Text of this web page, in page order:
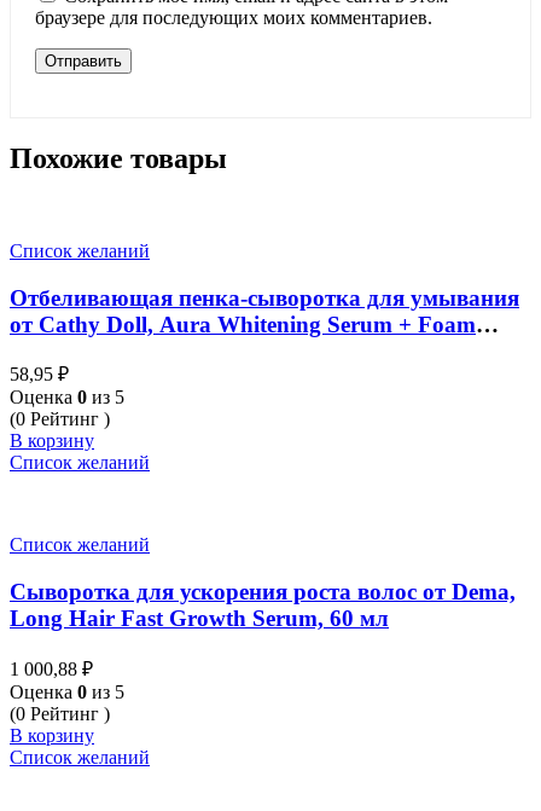
браузере для последующих моих комментариев.
Похожие товары
Список желаний
Отбеливающая пенка-сыворотка для умывания
от Cathy Doll, Aura Whitening Serum + Foam
58,95 ₽
Оценка 0 из 5
(0 Рейтинг )
В корзину
Список желаний
Список желаний
Сыворотка для ускорения роста волос от Dema,
Long Hair Fast Growth Serum, 60 мл
1 000,88 ₽
Оценка 0 из 5
(0 Рейтинг )
В корзину
Список желаний